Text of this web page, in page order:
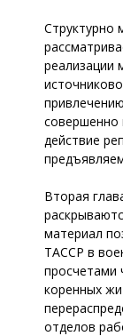
Структурно
реализации
совершенно
действие
Вторая
материал
ТАССР в
просчетами
коренных
отделов